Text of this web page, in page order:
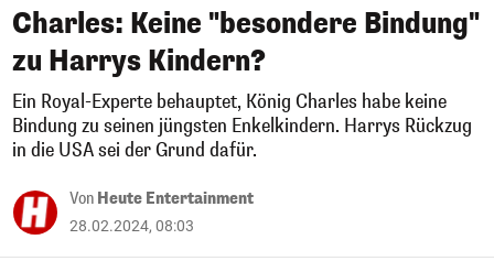
Charles: Keine "besondere Bindung"
zu Harrys Kindern?
Ein Royal-Experte behauptet, König Charles habe keine
Bindung zu seinen jüngsten Enkelkindern. Harrys Rückzug
in die USA sei der Grund dafür.
Von Heute Entertainment
28.02.2024, 08:03